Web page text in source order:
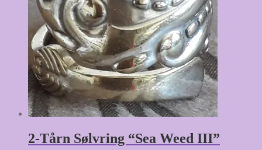
2-Tårn Sølvring “Sea Weed III”